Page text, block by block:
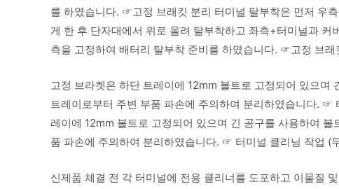
를 하였습니다. ☞고정 브래킷 분리 터미널 탈부착은 먼저 우
게 한 후 단자대에서 위로 올려 탈부착하고 좌측+터미널과
측을 고정하여 배터리 탈부착 준비를 하였습니다. ☞고정 브래
고정 브라켓은 하단 트레이에 12mm 볼트로 고정되어 있으며
트레이로부터 주변 부품 파손에 주의하여 분리하였습니다. ☞
레이에 12mm 볼트로 고정되어 있으며 긴 공구를 사용하여
품 파손에 주의하여 분리하였습니다. ☞ 터미널 클리닝 작업 (
신제품 체결 전 각 터미널에 전용 클리너를 도포하고 이물질